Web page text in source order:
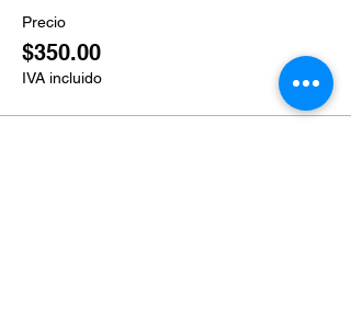
Precio
$350.00
IVA incluido